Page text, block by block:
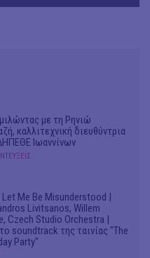
με τη Ρηνιώ
καλλιτεχνική διευθύντρια
Ιωαννίνων
Let Me Be Misunderstood |
Livitsanos, Willem
Czech Studio Orchestra |
soundtrack της ταινίας "The
Party"